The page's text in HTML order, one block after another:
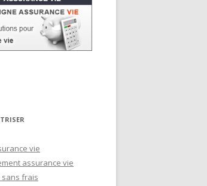
vie
assurance vie
sans frais